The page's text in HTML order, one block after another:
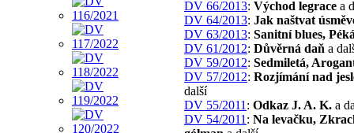
DV 66/2013: Východ legrace a
DV 64/2013: Jak naštvat
DV 63/2013: Sanitní blues,
DV 61/2012: Důvěrná daň a
DV 59/2012: Sedmiletá,
DV 57/2012: Rozjímání nad
další
DV 55/2011 : Odkaz J. A. K. a
DV 54/2011 : Na levačku,